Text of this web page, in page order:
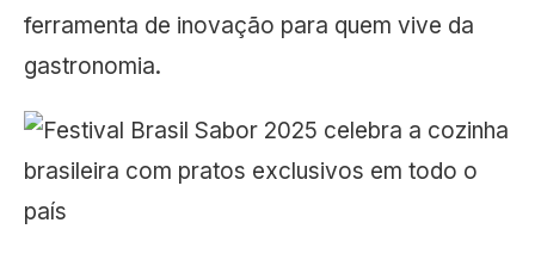
ferramenta de inovação para quem vive da
gastronomia.